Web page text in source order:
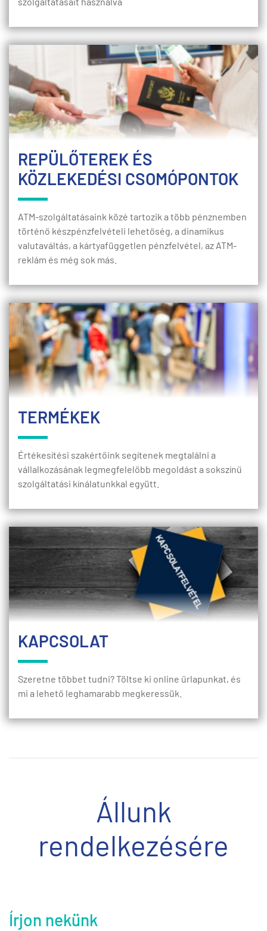
REPÜLŐTEREK ÉS
KÖZLEKEDÉSI CSOMÓPONTOK
ATM-szolgáltatásaink közé tartozik a több pénznemben
történő készpénzfelvételi lehetőség, a dinamikus
valutaváltás, a kártyafüggetlen pénzfelvétel, az ATM-
reklám és még sok más.
TERMÉKEK
Értékesítési szakértőink segítenek megtalálni a
vállalkozásának legmegfelelőbb megoldást a sokszínű
szolgáltatási kínálatunkkal együtt.
KAPCSOLAT
Szeretne többet tudni? Töltse ki online űrlapunkat, és
mi a lehető leghamarabb megkeressük.
Állunk
rendelkezésére
Írjon nekünk